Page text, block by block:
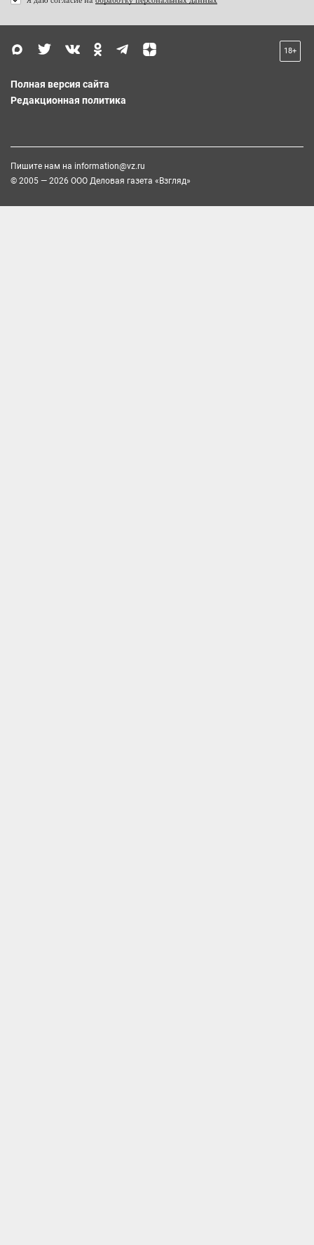
18+
Полная версия сайта
Редакционная политика
Пишите нам на information@vz.ru
© 2005 — 2026 ООО Деловая газета «Взгляд»